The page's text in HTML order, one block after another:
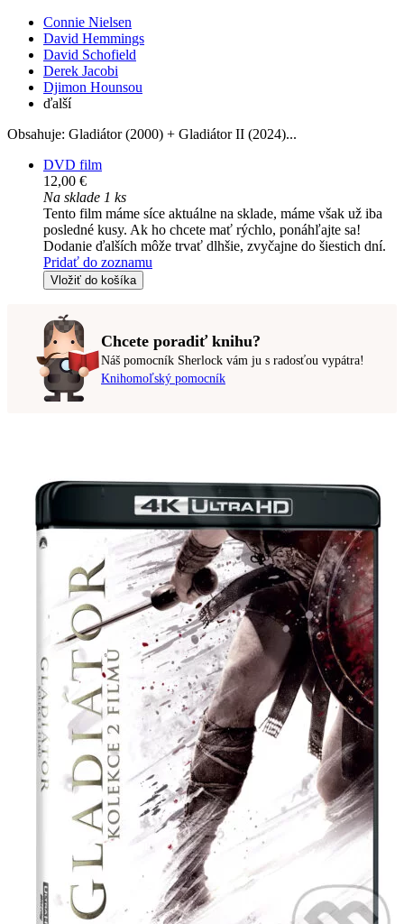
Connie Nielsen
David Hemmings
David Schofield
Derek Jacobi
Djimon Hounsou
ďalší
Obsahuje: Gladiátor (2000) + Gladiátor II (2024)...
DVD film
12,00 €
Na sklade 1 ks
Tento film máme síce aktuálne na sklade, máme však už iba
posledné kusy. Ak ho chcete mať rýchlo, ponáhľajte sa!
Dodanie ďalších môže trvať dlhšie, zvyčajne do šiestich dní.
Pridať do zoznamu
Vložiť do košíka
Chcete poradiť knihu?
Náš pomocník Sherlock vám ju s radosťou vypátra!
Knihomoľský pomocník